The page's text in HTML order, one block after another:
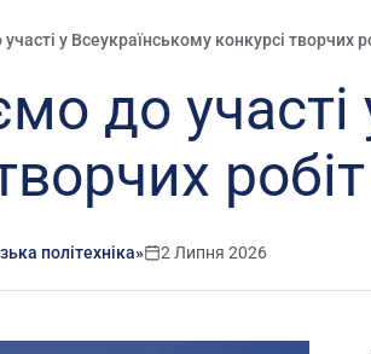
у Всеукраїнському конкурсі творчих
до участі
політехніка» 2 Липня 2026